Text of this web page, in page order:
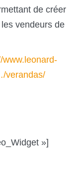
de créer
vendeurs de
www.leonard-
verandas/
»]